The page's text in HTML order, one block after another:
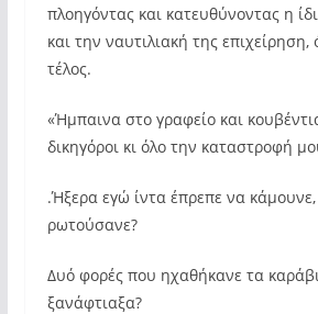
πλοηγόντας και κατευθύνοντας η
και την ναυτιλιακή της επιχείρηση,
τέλος.
«Ήμπαινα στο γραφείο και
δικηγόροι κι όλο την καταστροφή
.Ήξερα εγώ ίντα έπρεπε να
ρωτούσανε?
Δυό φορές που ηχαθήκανε τα
ξανάφτιαξα?